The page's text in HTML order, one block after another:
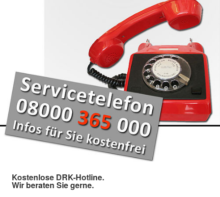
Kostenlose DRK-Hotline.
Wir beraten Sie gerne.